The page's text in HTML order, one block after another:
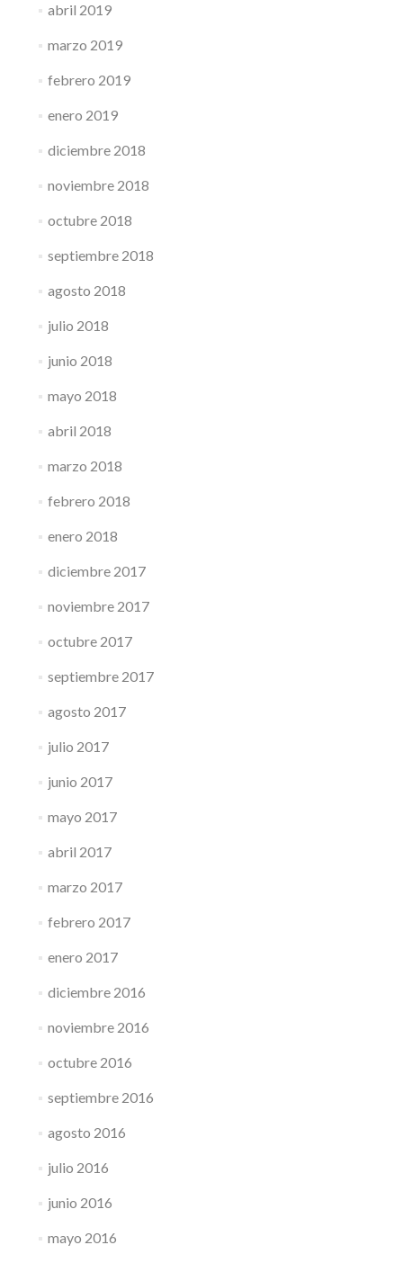
abril 2019
marzo 2019
febrero 2019
enero 2019
diciembre 2018
noviembre 2018
octubre 2018
septiembre 2018
agosto 2018
julio 2018
junio 2018
mayo 2018
abril 2018
marzo 2018
febrero 2018
enero 2018
diciembre 2017
noviembre 2017
octubre 2017
septiembre 2017
agosto 2017
julio 2017
junio 2017
mayo 2017
abril 2017
marzo 2017
febrero 2017
enero 2017
diciembre 2016
noviembre 2016
octubre 2016
septiembre 2016
agosto 2016
julio 2016
junio 2016
mayo 2016